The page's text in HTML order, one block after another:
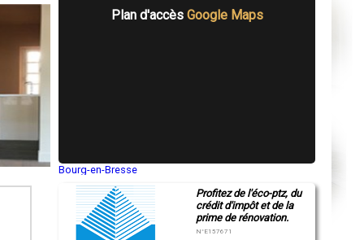
Plan d'accès Google Maps
Bourg-en-Bresse
Montluçon
Manosque
Gap
Profitez de l'éco-ptz, du
crédit d'impôt et de la
prime de rénovation.
N°E157671